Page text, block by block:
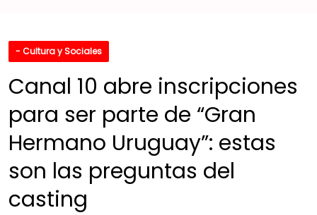
- Cultura y Sociales
Canal 10 abre inscripciones
para ser parte de “Gran
Hermano Uruguay”: estas
son las preguntas del
casting